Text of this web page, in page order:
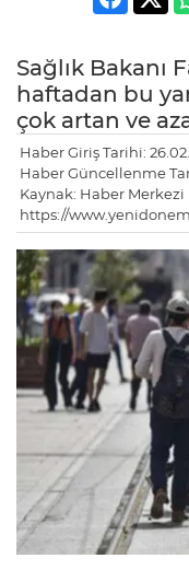
Sağlık Bakanı
haftadan bu
çok artan ve
Haber Giriş Tarihi:
Haber Güncellenme
Kaynak: Haber Merkezi
https://